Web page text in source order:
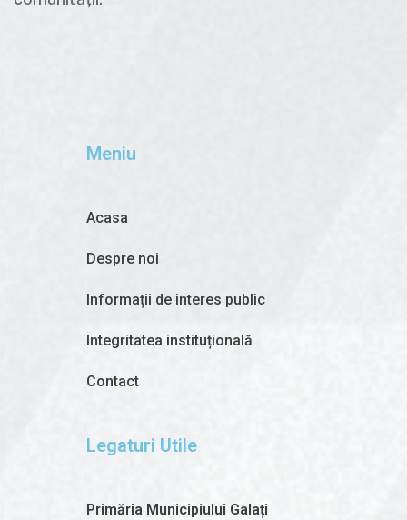
Meniu
Acasa
Despre noi
Informații de interes public
Integritatea instituțională
Contact
Legaturi Utile
Primăria Municipiului Galați